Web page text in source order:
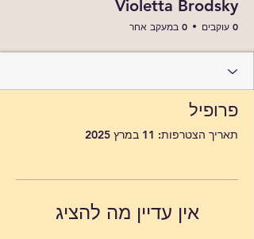
Violetta Brodsky
0 עוקבים 0 במעקב אחר
פרופיל
תאריך הצטרפות: 11 במרץ 2025
אין עדיין מה להציג